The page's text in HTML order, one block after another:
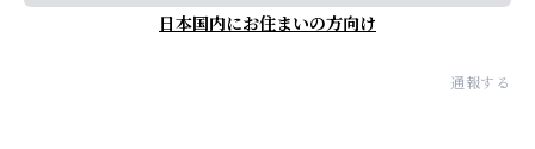
日本国内にお住まいの方向け
通報する